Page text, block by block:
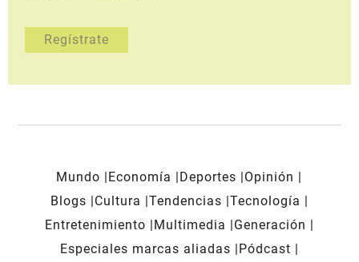
Mundo Economía Deportes
Opinión
Blogs
Cultura Tendencias Tecnología
Entretenimiento
Multimedia
Generación
Especiales marcas aliadas
Pódcast